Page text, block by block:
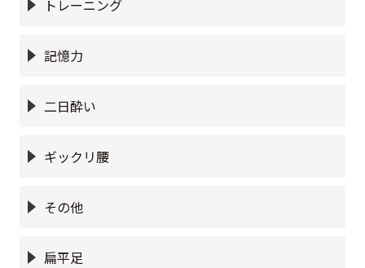
トレーニング
記憶力
二日酔い
ギックリ腰
その他
扁平足